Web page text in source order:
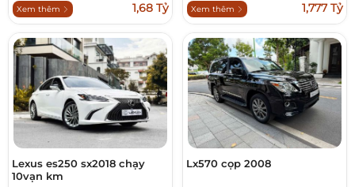
Xem thêm 1,68 Tỷ Xem thêm 1,777 Tỷ
Lexus es250 sx2018 chạy
10vạn km
Lx570 cọp 2008